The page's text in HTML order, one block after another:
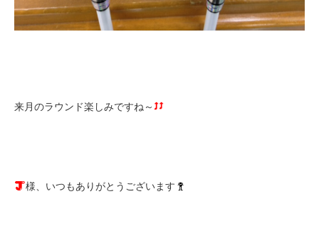
来月のラウンド楽しみですね～
様、いつもありがとうございます